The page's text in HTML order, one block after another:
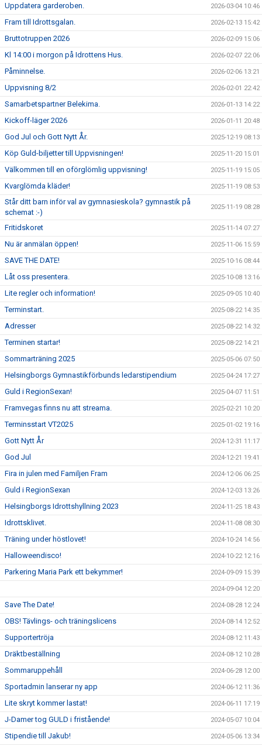
Uppdatera garderoben. 2026-03-04 10:46
Fram till Idrottsgalan. 2026-02-13 15:42
Bruttotruppen 2026 2026-02-09 15:06
Kl 14:00 i morgon på Idrottens Hus. 2026-02-07 22:06
Påminnelse. 2026-02-06 13:21
Uppvisning 8/2 2026-02-01 22:42
Samarbetspartner Belekima. 2026-01-13 14:22
Kickoff-läger 2026 2026-01-11 20:48
God Jul och Gott Nytt År. 2025-12-19 08:13
Köp Guld-biljetter till Uppvisningen! 2025-11-20 15:01
Välkommen till en oförglömlig uppvisning! 2025-11-19 15:05
Kvarglömda kläder! 2025-11-19 08:53
Står ditt barn inför val av gymnasieskola? gymnastik på
schemat :-)
2025-11-19 08:28
Fritidskoret 2025-11-14 07:27
Nu är anmälan öppen! 2025-11-06 15:59
SAVE THE DATE! 2025-10-16 08:44
Låt oss presentera. 2025-10-08 13:16
Lite regler och information! 2025-09-05 10:40
Terminstart. 2025-08-22 14:35
Adresser 2025-08-22 14:32
Terminen startar! 2025-08-22 14:21
Sommarträning 2025 2025-05-06 07:50
Helsingborgs Gymnastikförbunds ledarstipendium 2025-04-24 17:27
Guld i RegionSexan! 2025-04-07 11:51
Framvegas finns nu att streama. 2025-02-21 10:20
Terminsstart VT2025 2025-01-02 19:16
Gott Nytt År 2024-12-31 11:17
God Jul 2024-12-21 19:41
Fira in julen med Familjen Fram 2024-12-06 06:25
Guld i RegionSexan 2024-12-03 13:26
Helsingborgs Idrottshyllning 2023 2024-11-25 18:43
Idrottsklivet. 2024-11-08 08:30
Träning under höstlovet! 2024-10-24 14:56
Halloweendisco! 2024-10-22 12:16
Parkering Maria Park ett bekymmer! 2024-09-09 15:39
2024-09-04 12:20
Save The Date! 2024-08-28 12:24
OBS! Tävlings- och träningslicens 2024-08-14 12:52
Supportertröja 2024-08-12 11:43
Dräktbeställning 2024-08-12 10:28
Sommaruppehåll 2024-06-28 12:00
Sportadmin lanserar ny app 2024-06-12 11:36
Lite skryt kommer lastat! 2024-06-11 17:19
J-Damer tog GULD i fristående! 2024-05-07 10:04
Stipendie till Jakub! 2024-05-06 13:34